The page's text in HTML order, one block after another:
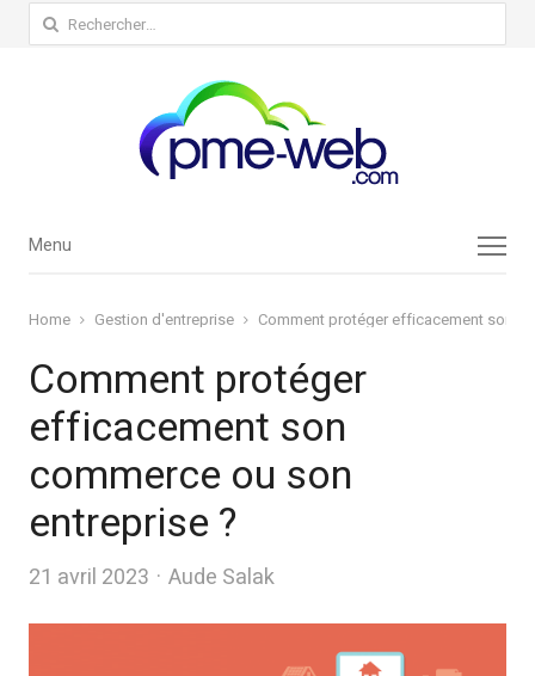
Rechercher :
Menu
Menu
Home Gestion d'entreprise Comment protéger efficacement son
Comment protéger
efficacement son
commerce ou son
entreprise ?
21 avril 2023 Author
Aude Salak